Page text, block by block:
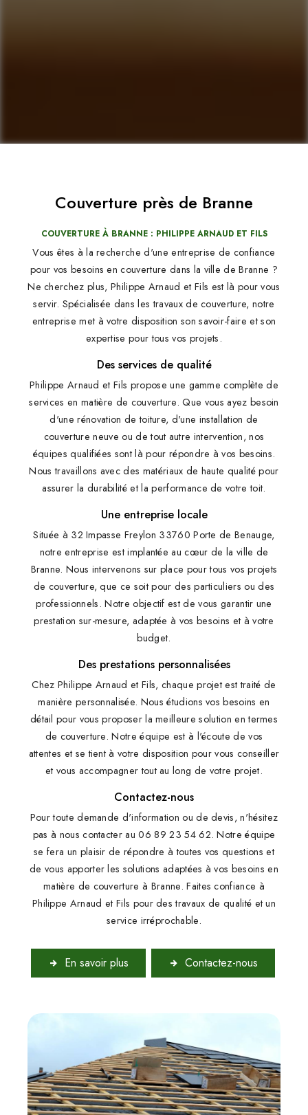
Couverture près de Branne
COUVERTURE À BRANNE : PHILIPPE ARNAUD ET FILS
Vous êtes à la recherche d'une entreprise de confiance
pour vos besoins en couverture dans la ville de Branne ?
Ne cherchez plus, Philippe Arnaud et Fils est là pour vous
servir. Spécialisée dans les travaux de couverture, notre
entreprise met à votre disposition son savoir-faire et son
expertise pour tous vos projets.
Des services de qualité
Philippe Arnaud et Fils propose une gamme complète de
services en matière de couverture. Que vous ayez besoin
d'une rénovation de toiture, d'une installation de
couverture neuve ou de tout autre intervention, nos
équipes qualifiées sont là pour répondre à vos besoins.
Nous travaillons avec des matériaux de haute qualité pour
assurer la durabilité et la performance de votre toit.
Une entreprise locale
Située à 32 Impasse Freylon 33760 Porte de Benauge,
notre entreprise est implantée au cœur de la ville de
Branne. Nous intervenons sur place pour tous vos projets
de couverture, que ce soit pour des particuliers ou des
professionnels. Notre objectif est de vous garantir une
prestation sur-mesure, adaptée à vos besoins et à votre
budget.
Des prestations personnalisées
Chez Philippe Arnaud et Fils, chaque projet est traité de
manière personnalisée. Nous étudions vos besoins en
détail pour vous proposer la meilleure solution en termes
de couverture. Notre équipe est à l'écoute de vos
attentes et se tient à votre disposition pour vous conseiller
et vous accompagner tout au long de votre projet.
Contactez-nous
Pour toute demande d'information ou de devis, n'hésitez
pas à nous contacter au 06 89 23 54 62. Notre équipe
se fera un plaisir de répondre à toutes vos questions et
de vous apporter les solutions adaptées à vos besoins en
matière de couverture à Branne. Faites confiance à
Philippe Arnaud et Fils pour des travaux de qualité et un
service irréprochable.
En savoir plus Contactez-nous